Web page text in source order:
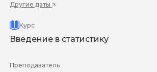
Другие даты
Курс
Введение в статистику
Преподаватель